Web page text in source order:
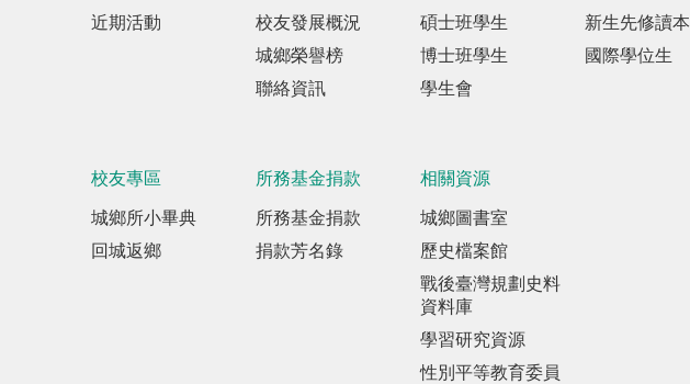
近期活動
校友發展概況
城鄉榮譽榜
聯絡資訊
碩士班學生
博士班學生
學生會
新生先修讀本
國際學位生
校友專區
城鄉所小畢典
回城返鄉
所務基金捐款
所務基金捐款
捐款芳名錄
相關資源
城鄉圖書室
歷史檔案館
戰後臺灣規劃史料
資料庫
學習研究資源
性別平等教育委員